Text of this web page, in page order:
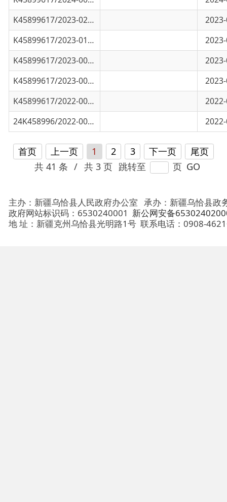
K45899617/2023-00257 儿童福利机构标准体系建设指南2023-01-31
K45899617/2022-00592 新疆维吾尔自治区未成年人保护条例
2022-09-22
24K458996/2022-00761
全国性行业协会商会章程示范文本2022-05-06
首页 上一页 1
共 41 条 / 共 3 页
主办：新疆乌恰县人民政府办公室承办：新疆乌恰县政务服务
政府网站标识码：6530240001新公网安备65302402000101号
地 址：新疆克州乌恰县光明路1号 联系电话：0908-4621030